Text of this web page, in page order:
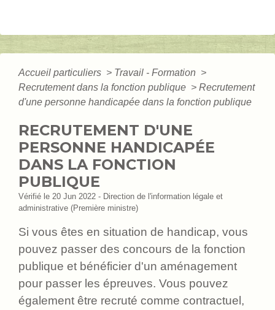
Accueil particuliers > Travail - Formation >
Recrutement dans la fonction publique > Recrutement
d'une personne handicapée dans la fonction publique
RECRUTEMENT D'UNE
PERSONNE HANDICAPÉE
DANS LA FONCTION
PUBLIQUE
Vérifié le 20 Jun 2022 - Direction de l'information légale et
administrative (Première ministre)
Si vous êtes en situation de handicap, vous
pouvez passer des concours de la fonction
publique et bénéficier d'un aménagement
pour passer les épreuves. Vous pouvez
également être recruté comme contractuel,